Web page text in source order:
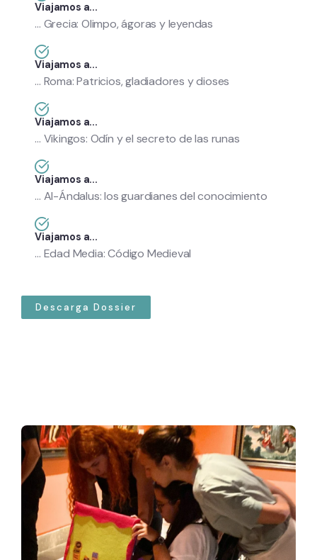
Viajamos a...
... Grecia: Olimpo, ágoras y leyendas
Viajamos a...
... Roma: Patricios, gladiadores y dioses
Viajamos a...
... Vikingos: Odín y el secreto de las runas
Viajamos a...
... Al-Ándalus: los guardianes del conocimiento
Viajamos a...
... Edad Media: Código Medieval
Descarga Dossier